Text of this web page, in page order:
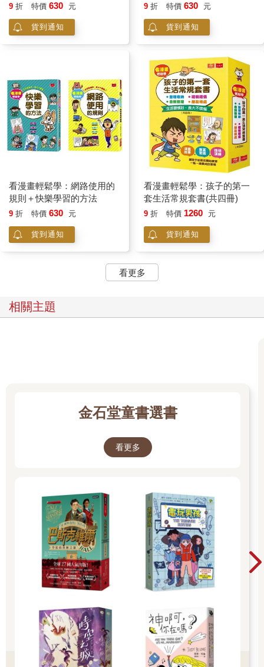
9 折 特價 630 元
貨到通知
9 折 特價 630 元
貨到通知
看漫畫輕鬆學：網路使用的
規則＋快樂學習的方法
9 折 特價 630 元
貨到通知
看漫畫輕鬆學：孩子的第一
套生活常規套書(共四冊)
9 折 特價 1260 元
貨到通知
看更多
相關主題
金石堂童書選書
看更多